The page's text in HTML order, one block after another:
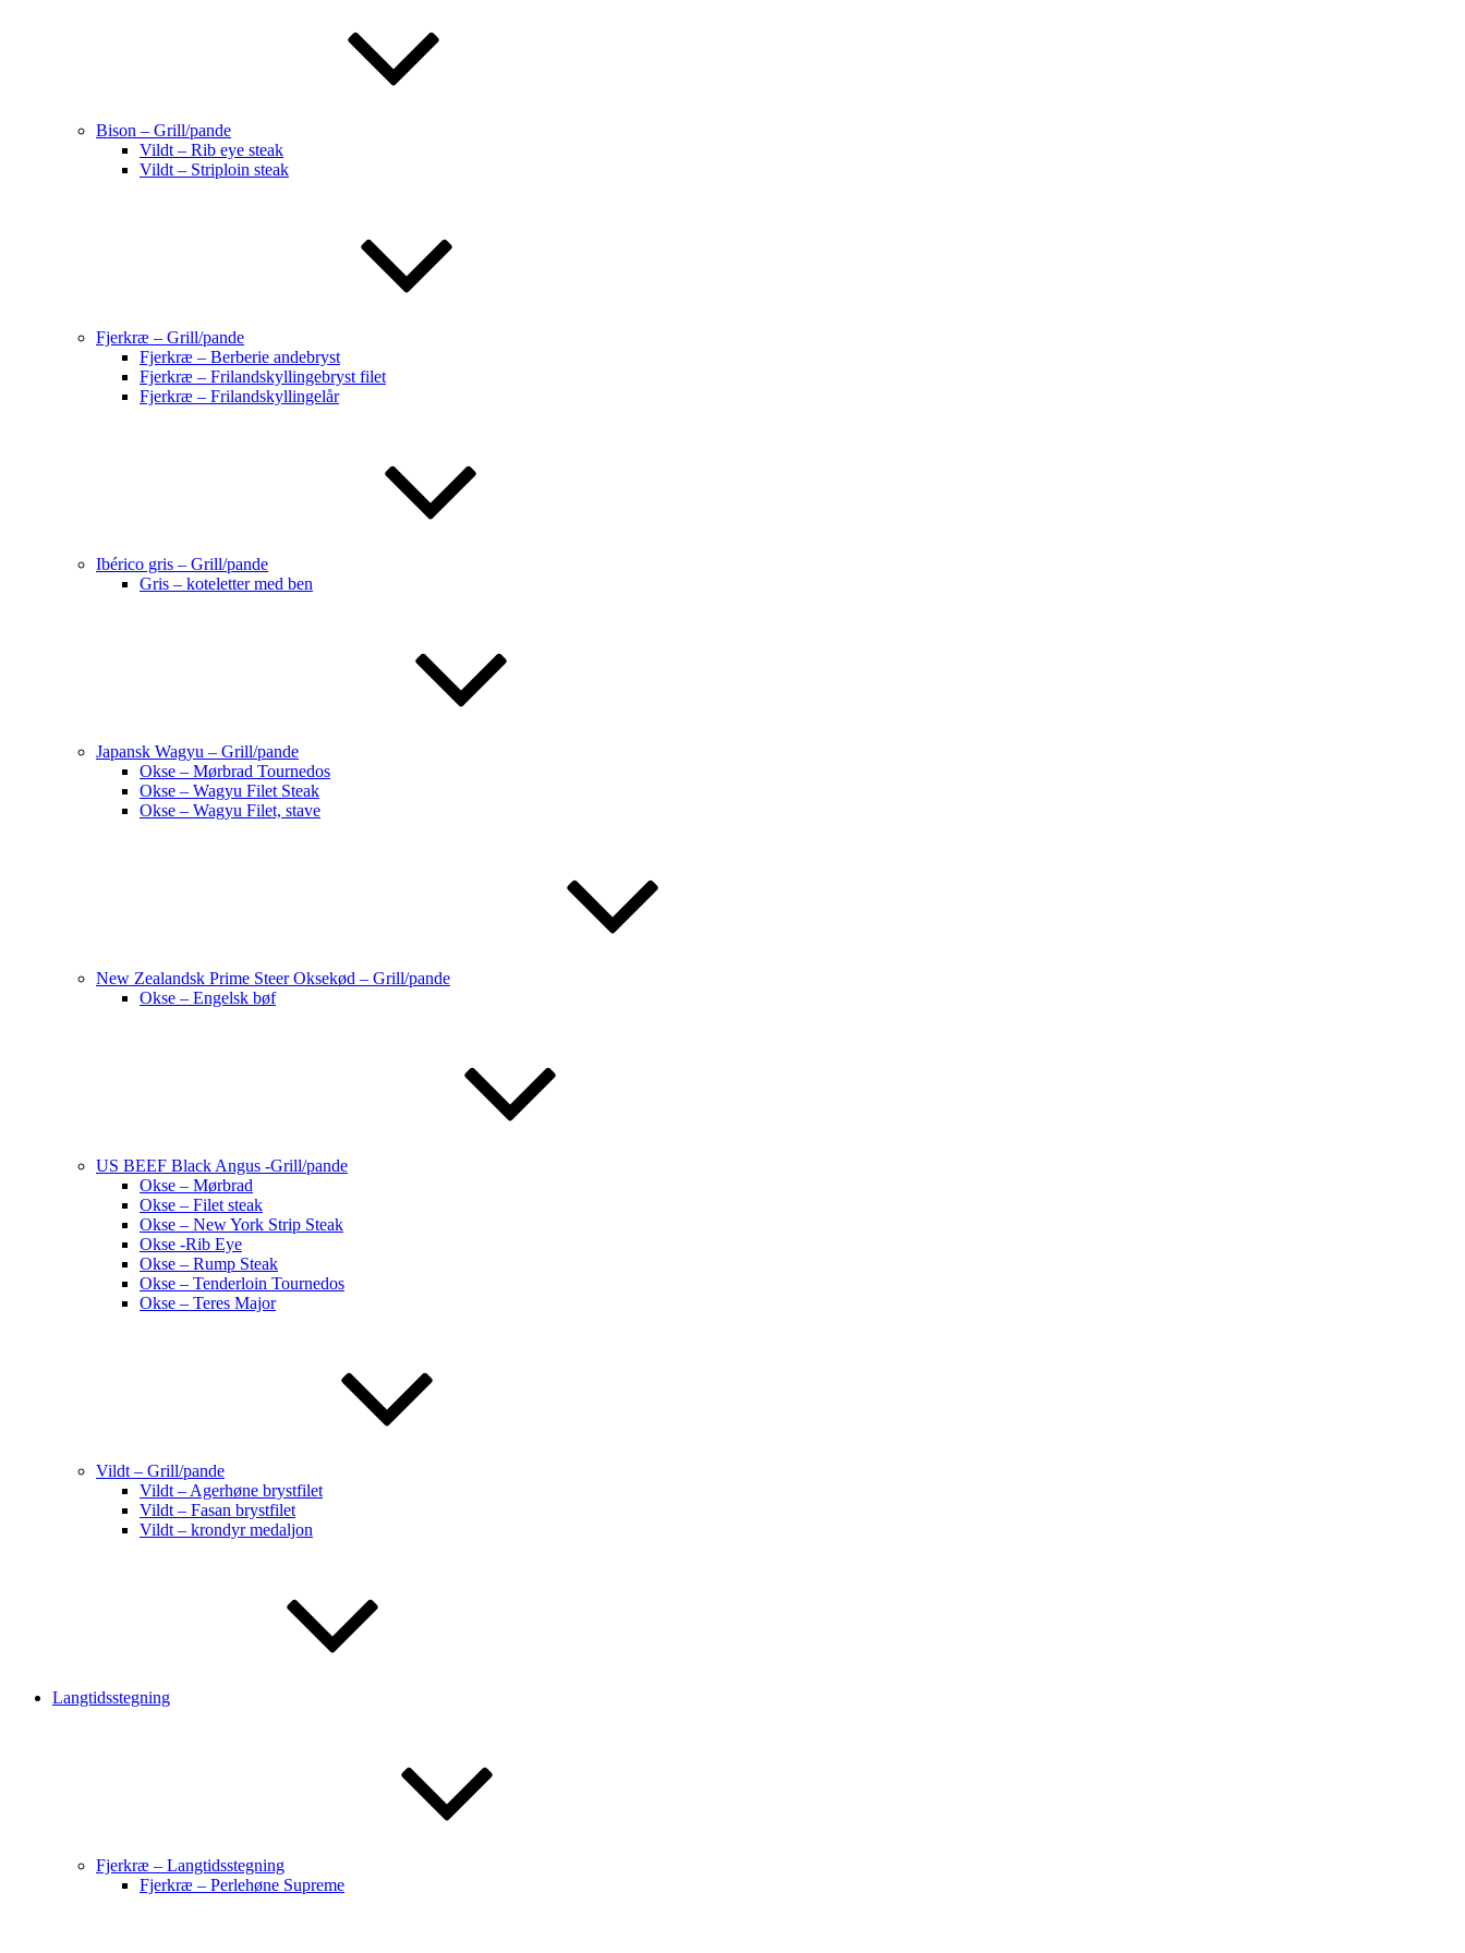
Bison – Grill/pande
Vildt – Rib eye steak
Vildt – Striploin steak
Fjerkræ – Grill/pande
Fjerkræ – Berberie andebryst
Fjerkræ – Frilandskyllingebryst filet
Fjerkræ – Frilandskyllingelår
Ibérico gris – Grill/pande
Gris – koteletter med ben
Japansk Wagyu – Grill/pande
Okse – Mørbrad Tournedos
Okse – Wagyu Filet Steak
Okse – Wagyu Filet, stave
New Zealandsk Prime Steer Oksekød – Grill/pande
Okse – Engelsk bøf
US BEEF Black Angus -Grill/pande
Okse – Mørbrad
Okse – Filet steak
Okse – New York Strip Steak
Okse -Rib Eye
Okse – Rump Steak
Okse – Tenderloin Tournedos
Okse – Teres Major
Vildt – Grill/pande
Vildt – Agerhøne brystfilet
Vildt – Fasan brystfilet
Vildt – krondyr medaljon
Langtidsstegning
Fjerkræ – Langtidsstegning
Fjerkræ – Perlehøne Supreme